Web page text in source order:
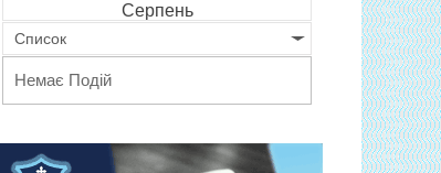
Серпень
Список
Немає Подій